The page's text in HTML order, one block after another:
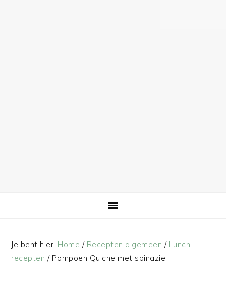
Je bent hier: Home / Recepten algemeen / Lunch
recepten /Pompoen Quiche met spinazie